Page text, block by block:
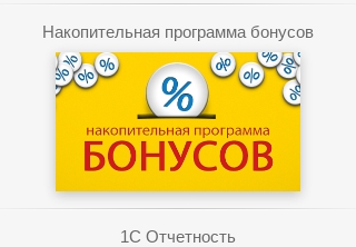
Накопительная программа бонусов
1C Отчетность